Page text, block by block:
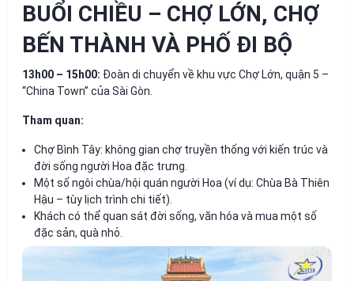
BUỔI CHIỀU – CHỢ LỚN, CHỢ
BẾN THÀNH VÀ PHỐ ĐI BỘ
13h00 – 15h00: Đoàn di chuyển về khu vực Chợ Lớn, quận 5 –
“China Town” của Sài Gòn.
Tham quan:
Chợ Bình Tây: không gian chợ truyền thống với kiến trúc và
đời sống người Hoa đặc trưng.
Một số ngôi chùa/hội quán người Hoa (ví dụ: Chùa Bà Thiên
Hậu – tùy lịch trình chi tiết).
Khách có thể quan sát đời sống, văn hóa và mua một số
đặc sản, quà nhỏ.